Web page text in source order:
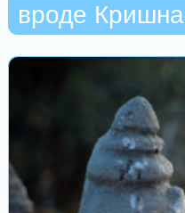
вроде Кришна